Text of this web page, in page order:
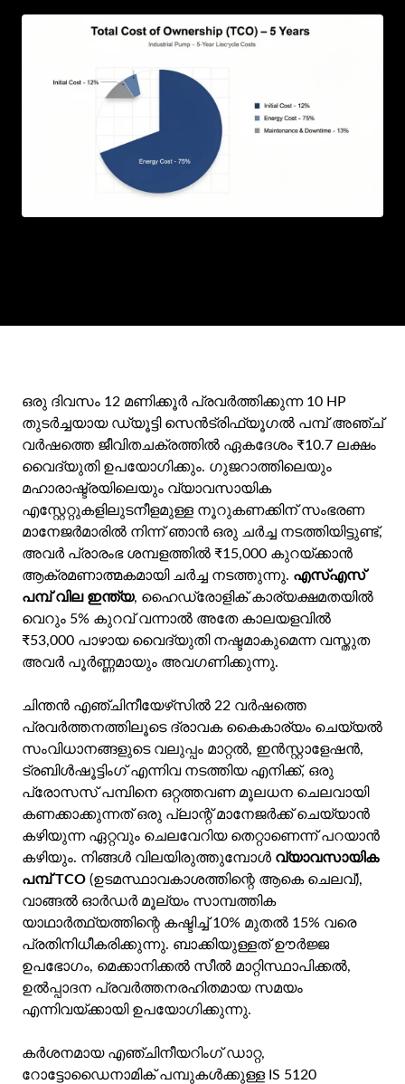
TE
PT
ഒരു ദിവസം 12 മണിക്കൂർ പ്രവർത്തിക്കുന്ന 10 HP
തുടർച്ചയായ ഡ്യൂട്ടി സെൻട്രിഫ്യൂഗൽ പമ്പ് അഞ്ച്
വർഷത്തെ ജീവിതചക്രത്തിൽ ഏകദേശം ₹10.7 ലക്ഷം
വൈദ്യുതി ഉപയോഗിക്കും. ഗുജറാത്തിലെയും
മഹാരാഷ്ട്രയിലെയും വ്യാവസായിക
എസ്റ്റേറ്റുകളിലുടനീളമുള്ള നൂറുകണക്കിന് സംഭരണ
മാനേജർമാരിൽ നിന്ന് ഞാൻ ഒരു ചർച്ച നടത്തിയിട്ടുണ്ട്,
അവർ പ്രാരംഭ ശമ്പളത്തിൽ ₹15,000 കുറയ്ക്കാൻ
ആക്രമണാത്മകമായി ചർച്ച നടത്തുന്നു. എസ്എസ്
പമ്പ് വില ഇന്ത്യ, ഹൈഡ്രോളിക് കാര്യക്ഷമതയിൽ
വെറും 5% കുറവ് വന്നാൽ അതേ കാലയളവിൽ
₹53,000 പാഴായ വൈദ്യുതി നഷ്ടമാകുമെന്ന വസ്തുത
അവർ പൂർണ്ണമായും അവഗണിക്കുന്നു.
ചിന്തൻ എഞ്ചിനീയേഴ്‌സിൽ 22 വർഷത്തെ
പ്രവർത്തനത്തിലൂടെ ദ്രാവക കൈകാര്യം ചെയ്യൽ
സംവിധാനങ്ങളുടെ വലുപ്പം മാറ്റൽ, ഇൻസ്റ്റാളേഷൻ,
ട്രബിൾഷൂട്ടിംഗ് എന്നിവ നടത്തിയ എനിക്ക്, ഒരു
പ്രോസസ് പമ്പിനെ ഒറ്റത്തവണ മൂലധന ചെലവായി
കണക്കാക്കുന്നത് ഒരു പ്ലാന്റ് മാനേജർക്ക് ചെയ്യാൻ
കഴിയുന്ന ഏറ്റവും ചെലവേറിയ തെറ്റാണെന്ന് പറയാൻ
കഴിയും. നിങ്ങൾ വിലയിരുത്തുമ്പോൾ വ്യാവസായിക
പമ്പ് TCO (ഉടമസ്ഥാവകാശത്തിന്റെ ആകെ ചെലവ്),
വാങ്ങൽ ഓർഡർ മൂല്യം സാമ്പത്തിക
യാഥാർത്ഥ്യത്തിന്റെ കഷ്ടിച്ച് 10% മുതൽ 15% വരെ
പ്രതിനിധീകരിക്കുന്നു. ബാക്കിയുള്ളത് ഊർജ്ജ
ഉപഭോഗം, മെക്കാനിക്കൽ സീൽ മാറ്റിസ്ഥാപിക്കൽ,
ഉൽപ്പാദന പ്രവർത്തനരഹിതമായ സമയം
എന്നിവയ്ക്കായി ഉപയോഗിക്കുന്നു.
കർശനമായ എഞ്ചിനീയറിംഗ് ഡാറ്റ,
റോട്ടോഡൈനാമിക് പമ്പുകൾക്കുള്ള IS 5120